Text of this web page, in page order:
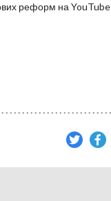
реформ на YouTube